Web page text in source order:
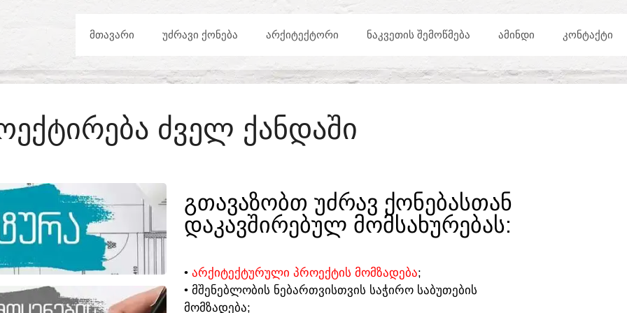
ᲛᲗᲐᲕᲐᲠᲘ ᲣᲫᲠᲐᲕᲘ ᲥᲝᲜᲔᲑᲐ ᲐᲠᲥᲘᲢᲔᲥᲢᲝᲠᲘ ᲜᲐᲙᲕᲔᲗᲘᲡ ᲨᲔᲛᲝᲬᲛᲔᲑᲐ ᲐᲛᲘᲜᲓᲘ ᲙᲝᲜᲢᲐᲥᲢᲘ
ᲫᲕᲔᲚ ᲥᲐᲜᲓᲐᲨᲘ
ᲒᲗᲐᲕᲐᲖᲝᲑᲗ ᲣᲫᲠᲐᲕ ᲥᲝᲜᲔᲑᲐᲡᲗᲐᲜ
ᲓᲐᲙᲐᲕᲨᲘᲠᲔᲑᲣᲚ ᲛᲝᲛᲡᲐᲮᲣᲠᲔᲑᲐᲡ:​
• ᲐᲠᲥᲘᲢᲔᲥᲢᲣᲠᲣᲚᲘ ᲞᲠᲝᲔᲥᲢᲘᲡ ᲛᲝᲛᲖᲐᲓᲔᲑᲐ;
• ᲛᲨᲔᲜᲔᲑᲚᲝᲑᲘᲡ ᲜᲔᲑᲐᲠᲗᲕᲘᲡᲗᲕᲘᲡ ᲡᲐᲭᲘᲠᲝ ᲡᲐᲑᲣᲗᲔᲑᲘᲡ
ᲛᲝᲛᲖᲐᲓᲔᲑᲐ;